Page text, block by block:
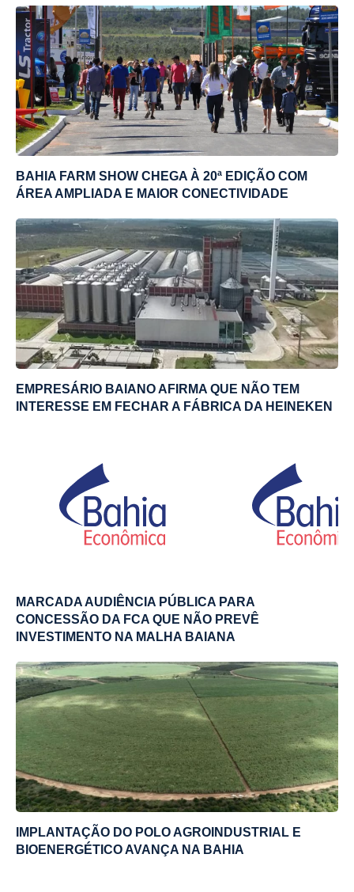
BAHIA FARM SHOW CHEGA À 20ª EDIÇÃO COM
ÁREA AMPLIADA E MAIOR CONECTIVIDADE
EMPRESÁRIO BAIANO AFIRMA QUE NÃO TEM
INTERESSE EM FECHAR A FÁBRICA DA HEINEKEN
MARCADA AUDIÊNCIA PÚBLICA PARA
CONCESSÃO DA FCA QUE NÃO PREVÊ
INVESTIMENTO NA MALHA BAIANA
IMPLANTAÇÃO DO POLO AGROINDUSTRIAL E
BIOENERGÉTICO AVANÇA NA BAHIA